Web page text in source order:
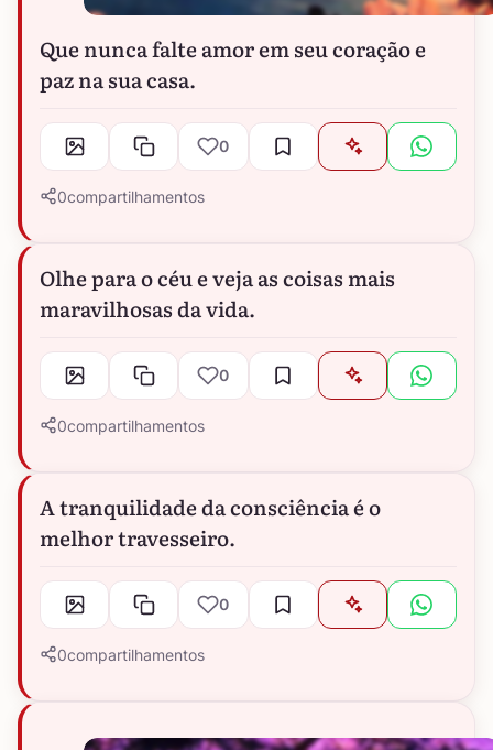
Que nunca falte amor em seu coração e
paz na sua casa.
0
0compartilhamentos
Olhe para o céu e veja as coisas mais
maravilhosas da vida.
0
0compartilhamentos
A tranquilidade da consciência é o
melhor travesseiro.
0
0compartilhamentos